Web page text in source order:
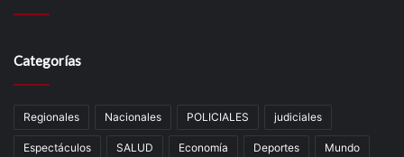
Categorías
Regionales Nacionales POLICIALES judiciales
Espectáculos SALUD Economía Deportes Mundo